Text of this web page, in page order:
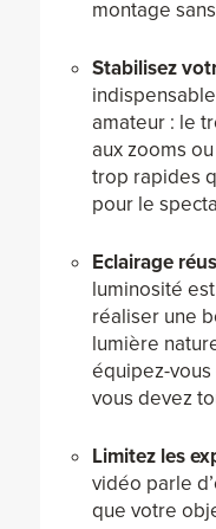
montage
Stabilisez
amateur : le
aux zooms
trop rapides
pour le
Eclairage
luminosité
réaliser une
lumière
équipez-
vous devez
Limitez les
vidéo parle
que votre